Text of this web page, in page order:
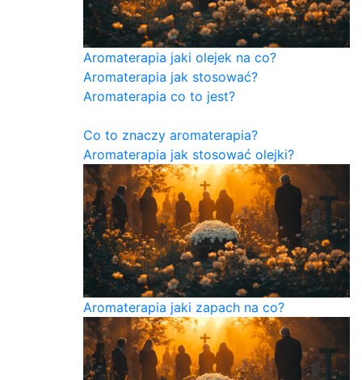
Aromaterapia jaki olejek na co?
Aromaterapia jak stosować?
Aromaterapia co to jest?
Co to znaczy aromaterapia?
Aromaterapia jak stosować olejki?
Aromaterapia jaki zapach na co?